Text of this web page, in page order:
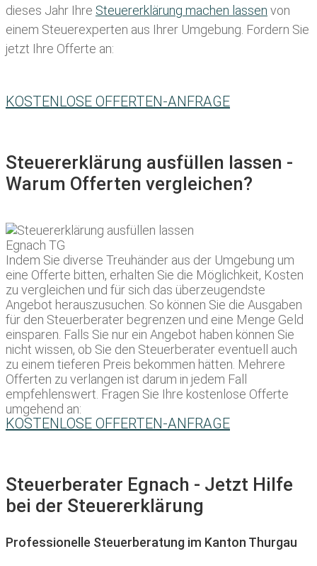
dieses Jahr Ihre Steuererklärung machen lassen von
einem Steuerexperten aus Ihrer Umgebung. Fordern Sie
jetzt Ihre Offerte an:
KOSTENLOSE OFFERTEN-ANFRAGE
Steuererklärung ausfüllen lassen -
Warum Offerten vergleichen?
Indem Sie diverse Treuhänder aus der Umgebung um
eine Offerte bitten, erhalten Sie die Möglichkeit, Kosten
zu vergleichen und für sich das überzeugendste
Angebot herauszusuchen. So können Sie die Ausgaben
für den Steuerberater begrenzen und eine Menge Geld
einsparen. Falls Sie nur ein Angebot haben können Sie
nicht wissen, ob Sie den Steuerberater eventuell auch
zu einem tieferen Preis bekommen hätten. Mehrere
Offerten zu verlangen ist darum in jedem Fall
empfehlenswert. Fragen Sie Ihre kostenlose Offerte
umgehend an:
KOSTENLOSE OFFERTEN-ANFRAGE
Steuerberater Egnach - Jetzt Hilfe
bei der Steuererklärung
Professionelle Steuerberatung im Kanton Thurgau